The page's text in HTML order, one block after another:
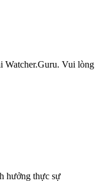
Watcher.Guru. Vui lòng